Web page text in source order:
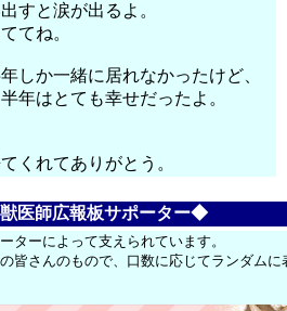
すと涙が出るよ。
てね。
しか一緒に居れなかったけど、
年はとても幸せだったよ。
くれてありがとう。
医師広報板サポーター◆
ターによって支えられています。
皆さんのもので、口数に応じてランダムに